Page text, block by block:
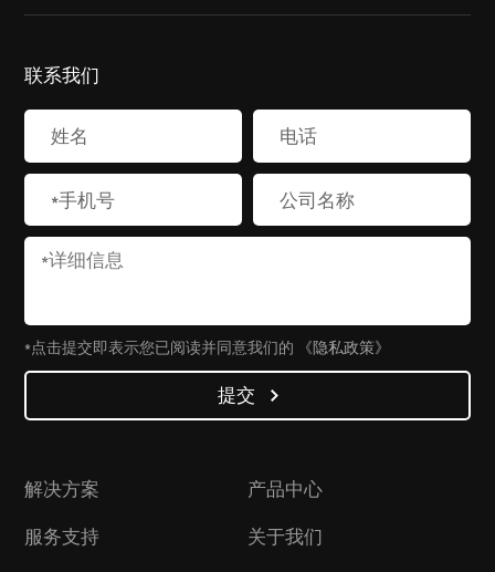
联系我们
*点击提交即表示您已阅读并同意我们的 《隐私政策》
提交
解决方案 产品中心
服务支持 关于我们